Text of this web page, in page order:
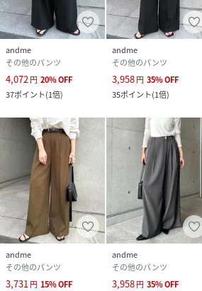
参考サイズ：【Lサイズ】
着丈：104.5cm
ウエスト(ゴム有)(最短)：35.5cm
ウエスト(ゴム有)(最長)：38.5cm
股上：36.5cm
股下：70.5cm
わたり：44cm
ヒップ：57cm～
ポリエステル:80%綿・コットン:20%
≪備考≫
伸縮性：なし
透け感：なし
生地の厚さ：やや厚手
肌ざわり：さらっとしている
その他：少しハリ感のあるコットン混
andme
その他のパンツ
4,072円 20%OFF
37ポイント(1倍)
andme
その他のパンツ
3,958円 35%OFF
35ポイント(1倍)
andme
その他のパンツ
3,731円 15%OFF
andme
その他のパンツ
3,958円 35%OFF